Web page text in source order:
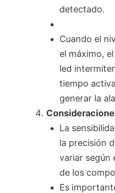
detectado.
Cuando el
el máximo,
led
tiempo
generar la
La
la precisión
variar según
de los
Es